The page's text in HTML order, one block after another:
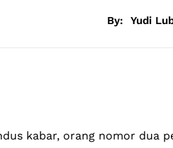
By: Yudi
kabar, orang nomor dua